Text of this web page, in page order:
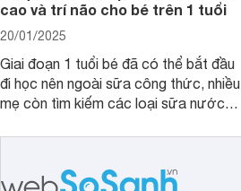
cao và trí não cho bé trên 1 tuổi
20/01/2025
Giai đoạn 1 tuổi bé đã có thể bắt đầu
đi học nên ngoài sữa công thức, nhiều
mẹ còn tìm kiếm các loại sữa nước
trẻ. Dưới đây là 7 loại sữa nước phát
1 tuổi tốt mà mẹ bỉm nên lựa chọn.